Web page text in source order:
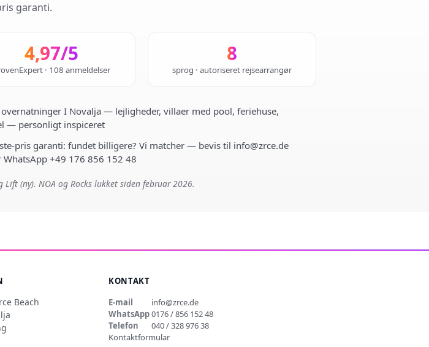
garanti.
4,97/5
· 108 anmeldelser
8
sprog · autoriseret rejsearrangør
I Novalja — lejligheder, villaer med pool, feriehuse,
— personligt inspiceret
pris garanti: fundet billigere? Vi matcher — bevis til info@zrce.de
WhatsApp +49 176 856 152 48
(ny). NOA og Rocks lukket siden februar 2026.
Beach
KONTAKT
E-mail
info@zrce.de
WhatsApp0176 / 856 152 48
Telefon
040 / 328 976 38
Kontaktformular